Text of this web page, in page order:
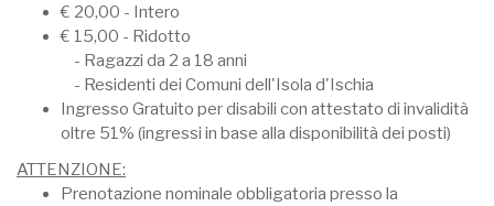
€ 20,00 - Intero
€ 15,00 - Ridotto
- Ragazzi da 2 a 18 anni
- Residenti dei Comuni dell'Isola d'Ischia
Ingresso Gratuito per disabili con attestato di invalidità
oltre 51% (ingressi in base alla disponibilità dei posti)
ATTENZIONE:
Prenotazione nominale obbligatoria presso la